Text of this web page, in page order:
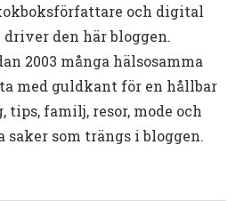
och digital
den här bloggen.
2003 många hälsosamma
med guldkant för en hållbar
familj, resor, mode och
saker som trängs i bloggen.